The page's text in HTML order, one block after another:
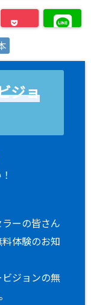
ジョ
ーの皆さん
体験のお知
ジョンの無